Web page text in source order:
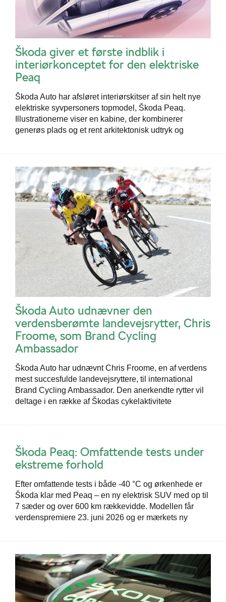
Škoda giver et første indblik i
interiørkonceptet for den elektriske
Peaq
Škoda Auto har afsløret interiørskitser af sin helt nye
elektriske syvpersoners topmodel, Škoda Peaq.
Illustrationerne viser en kabine, der kombinerer
generøs plads og et rent arkitektonisk udtryk og
Škoda Auto udnævner den
verdensberømte landevejsrytter, Chris
Froome, som Brand Cycling
Ambassador
Škoda Auto har udnævnt Chris Froome, en af verdens
mest succesfulde landevejsryttere, til international
Brand Cycling Ambassador. Den anerkendte rytter vil
deltage i en række af Škodas cykelaktivitete
Škoda Peaq: Omfattende tests under
ekstreme forhold
Efter omfattende tests i både -40 °C og ørkenhede er
Škoda klar med Peaq – en ny elektrisk SUV med op til
7 sæder og over 600 km rækkevidde. Modellen får
verdenspremiere 23. juni 2026 og er mærkets ny